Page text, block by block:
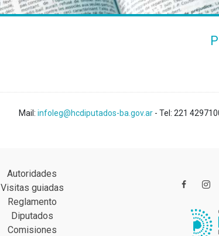
Mail: infoleg@hcdiputados-ba.gov.ar - Tel: 221
Autoridades
Visitas guiadas
Reglamento
Diputados
Comisiones
